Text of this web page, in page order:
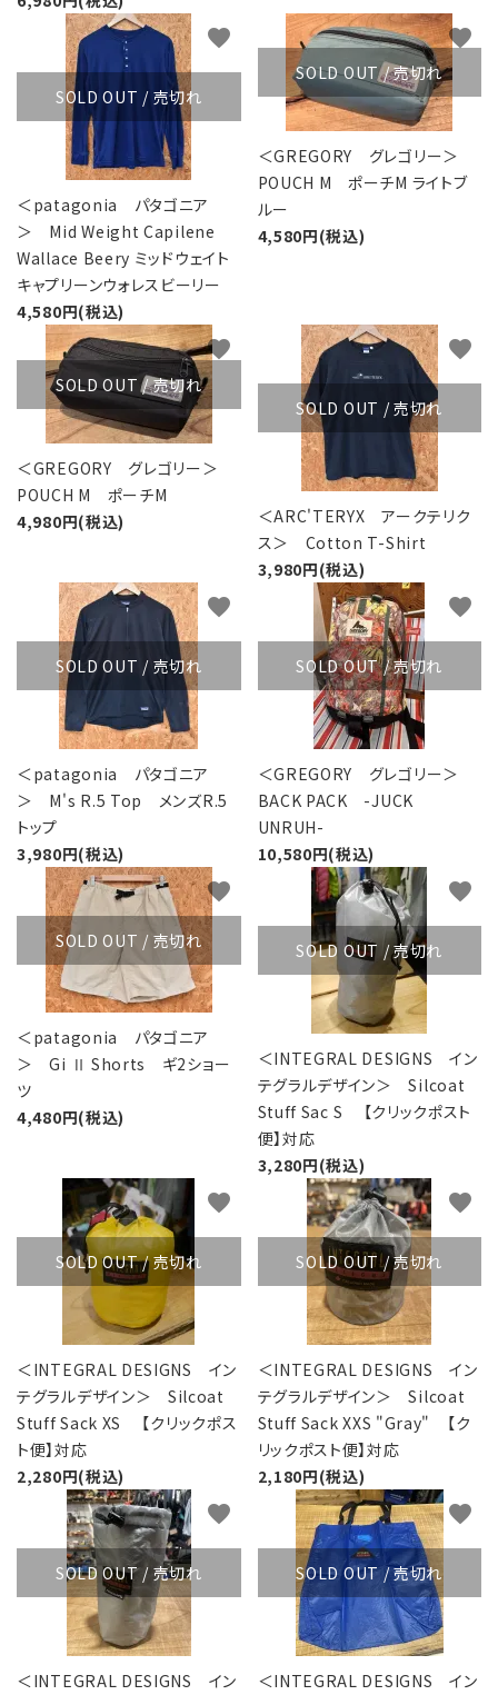
SOLD OUT / 売切れ
＜patagonia パタゴニア
＞ Mid Weight Capilene
Wallace Beery ミッドウェイト
キャプリーンウォレスビーリー
4,580円(税込)
favorite
SOLD OUT / 売切れ
＜GREGORY グレゴリー＞
POUCH M ポーチM ライトブ
ルー
4,580円(税込)
favorite
SOLD OUT / 売切れ
＜GREGORY グレゴリー＞
POUCH M ポーチM
4,980円(税込)
favorite
SOLD OUT / 売切れ
＜ARC'TERYX アークテリク
ス＞ Cotton T-Shirt
3,980円(税込)
favorite
SOLD OUT / 売切れ
＜patagonia パタゴニア
＞ M's R.5 Top メンズR.5
トップ
3,980円(税込)
favorite
SOLD OUT / 売切れ
＜GREGORY グレゴリー＞
BACK PACK -JUCK
UNRUH-
10,580円(税込)
favorite
SOLD OUT / 売切れ
＜patagonia パタゴニア
＞ Gi Ⅱ Shorts ギ2ショー
ツ
4,480円(税込)
favorite
SOLD OUT / 売切れ
＜INTEGRAL DESIGNS イン
テグラルデザイン＞ Silcoat
Stuff Sac S 【クリックポスト
便】対応
3,280円(税込)
favorite
SOLD OUT / 売切れ
＜INTEGRAL DESIGNS イン
テグラルデザイン＞ Silcoat
Stuff Sack XS 【クリックポス
ト便】対応
2,280円(税込)
favorite
SOLD OUT / 売切れ
＜INTEGRAL DESIGNS イン
テグラルデザイン＞ Silcoat
Stuff Sack XXS "Gray" 【ク
リックポスト便】対応
2,180円(税込)
favorite
SOLD OUT / 売切れ
＜INTEGRAL DESIGNS イン
favorite
SOLD OUT / 売切れ
＜INTEGRAL DESIGNS イン
favorite